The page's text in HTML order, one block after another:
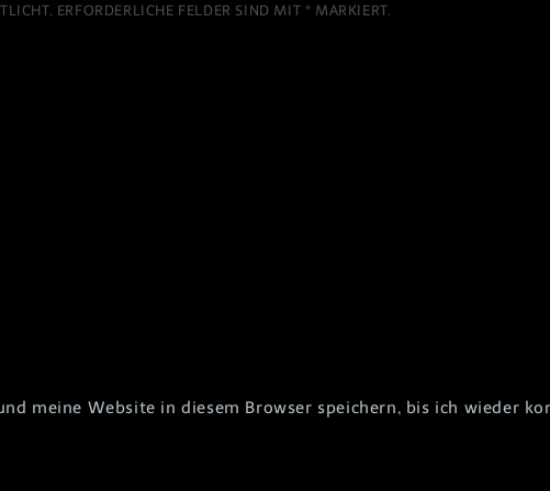
ERFORDERLICHE FELDER SIND MIT * MARKIERT.
meine Website in diesem Browser speichern, bis ich wieder